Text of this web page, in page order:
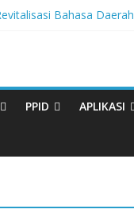
Bahasa Daerah
PPID APLIKASI